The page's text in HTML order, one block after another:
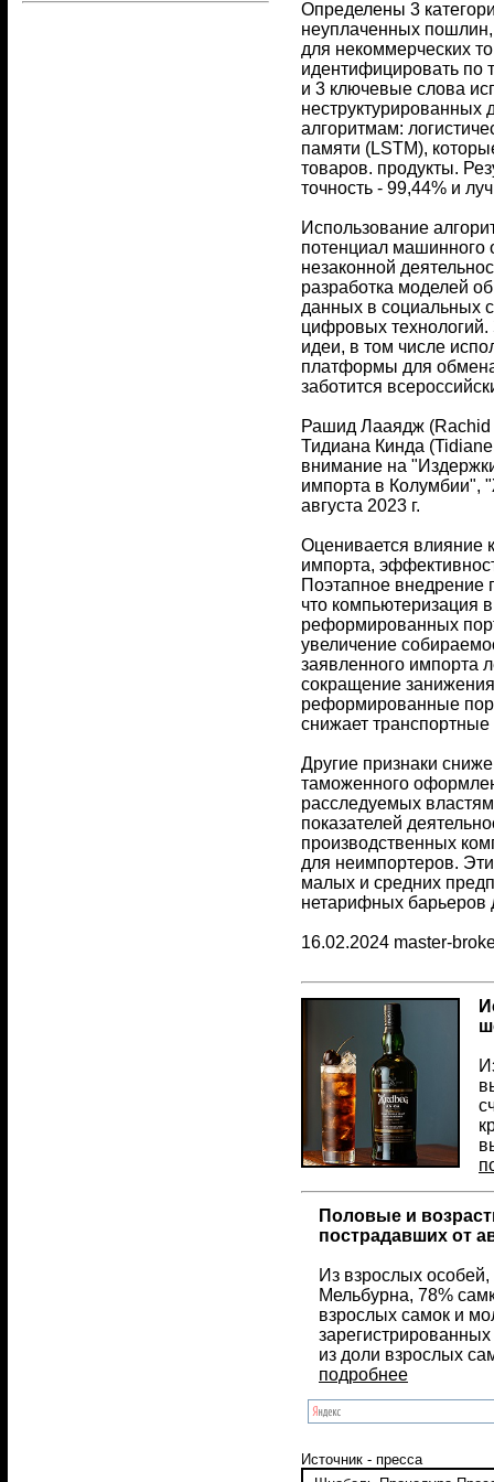
Определены 3
неуплаченных
для некоммерческих
идентифицировать по
и 3 ключевые слова
неструктурированных
алгоритмам:
памяти (LSTM),
товаров. продукты.
точность - 99,44% и
Использование
потенциал машинного
незаконной
разработка моделей
данных в социальных
цифровых
идеи, в том числе
платформы для
заботится
Рашид Лааядж (Rachid
Тидиана Кинда
внимание на
импорта в Колумбии",
августа 2023 г.
Оценивается влияние
импорта,
Поэтапное внедрение
что компьютеризация
реформированных
увеличение
заявленного импорта
сокращение
реформированные
снижает транспортные
Другие признаки
таможенного
расследуемых
показателей
производственных
для неимпортеров.
малых и средних
нетарифных барьеров
16.02.2024 master-
Половые и
пострадавших от
Из взрослых
Мельбурна, 78%
взрослых самок и
из доли взрослых
подробнее
Источник - пресса